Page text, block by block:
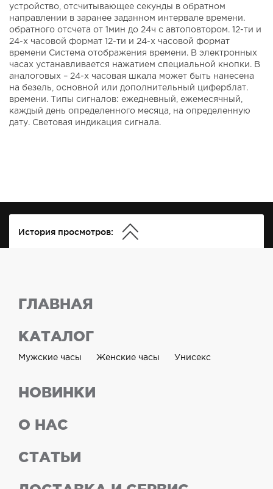
устройство, отсчитывающее секунды в обратном
направлении в заранее заданном интервале времени.
обратного отсчета от 1мин до 24ч с автоповтором. 12-ти и
24-х часовой формат 12-ти и 24-х часовой формат
времени Система отображения времени. В электронных
часах устанавливается нажатием специальной кнопки. В
аналоговых – 24-х часовая шкала может быть нанесена
на безель, основной или дополнительный циферблат.
времени. Типы сигналов: ежедневный, ежемесячный,
каждый день определенного месяца, на определенную
дату. Световая индикация сигнала.
История просмотров:
ГЛАВНАЯ
КАТАЛОГ
Мужские часы Женские часы Унисекс
НОВИНКИ
О НАС
СТАТЬИ